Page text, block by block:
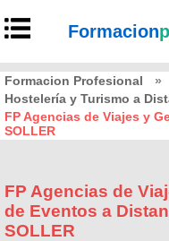
Formacion
Formacion Profesional »
Hostelería y Turismo a
FP Agencias de Viajes y
SOLLER
FP Agencias de
de Eventos a
SOLLER